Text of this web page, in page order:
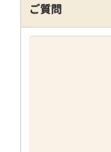
ご質問